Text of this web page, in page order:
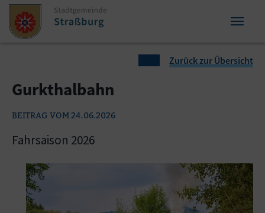
Zum Inhalt springen
Zum Seitenende springen
Zurück zur Übersicht
Gurkthalbahn
BEITRAG VOM 24.06.2026
Fahrsaison 2026